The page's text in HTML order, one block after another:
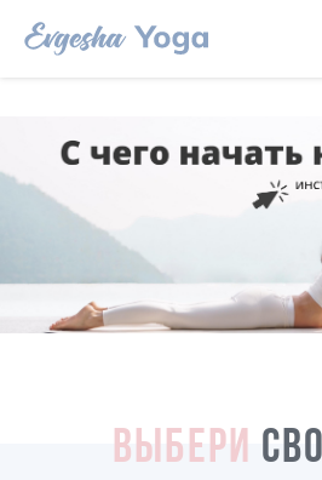
ВЫБЕРИ